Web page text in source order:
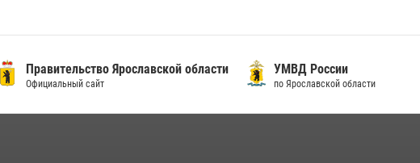
Правительство Ярославской области
Официальный сайт
УМВД России
по Ярославской области